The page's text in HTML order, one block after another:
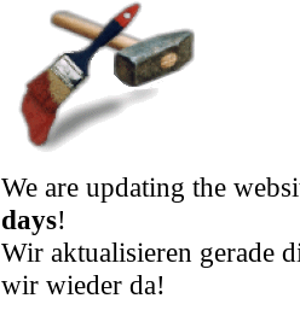
We are updating the
days!
Wir aktualisieren gerade
wir wieder da!